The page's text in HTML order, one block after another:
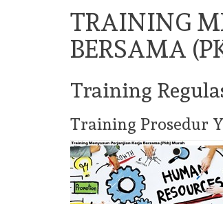
TRAINING
BERSAMA
Training
Training Prosedur